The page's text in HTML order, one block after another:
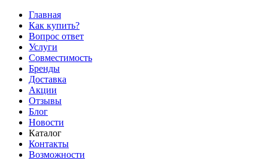
Главная
Как купить?
Вопрос ответ
Услуги
Совместимость
Бренды
Доставка
Акции
Отзывы
Блог
Новости
Каталог
Контакты
Возможности